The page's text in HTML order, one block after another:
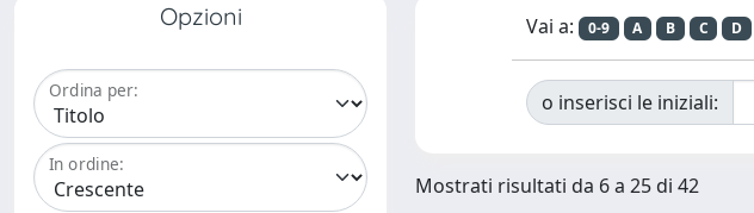
Opzioni
Ordina per:
In ordine:
Vai a: 0-9 A B C D
o inserisci le iniziali:
Mostrati risultati da 6 a 25 di 42